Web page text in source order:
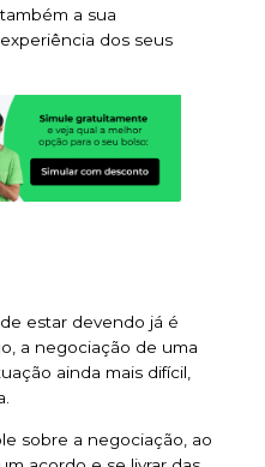
a sua
dos seus
estar devendo já é
a negociação de uma
ainda mais difícil,
sobre a negociação, ao